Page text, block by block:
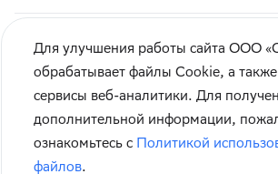
Правила использования сайта
Карта сайта
Для улучшения работы сайта ООО
обрабатывает файлы Cookie, а также
сервисы веб-аналитики. Для
дополнительной информации,
ознакомьтесь с Политикой
файлов.